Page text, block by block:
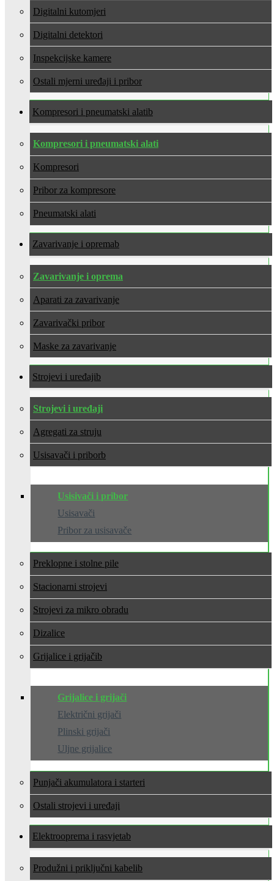
Digitalni kutomjeri
Digitalni detektori
Inspekcijske kamere
Ostali mjerni uređaji i pribor
Kompresori i pneumatski alati
Kompresori i pneumatski alati
Kompresori
Pribor za kompresore
Pneumatski alati
Zavarivanje i oprema
Zavarivanje i oprema
Aparati za zavarivanje
Zavarivački pribor
Maske za zavarivanje
Strojevi i uređaji
Strojevi i uređaji
Agregati za struju
Usisavači i pribor
Usisivači i pribor
Usisavači
Pribor za usisavače
Preklopne i stolne pile
Stacionarni strojevi
Strojevi za mikro obradu
Dizalice
Grijalice i grijači
Grijalice i grijači
Električni grijači
Plinski grijači
Uljne grijalice
Punjači akumulatora i starteri
Ostali strojevi i uređaji
Elektrooprema i rasvjeta
Produžni i priključni kabeli